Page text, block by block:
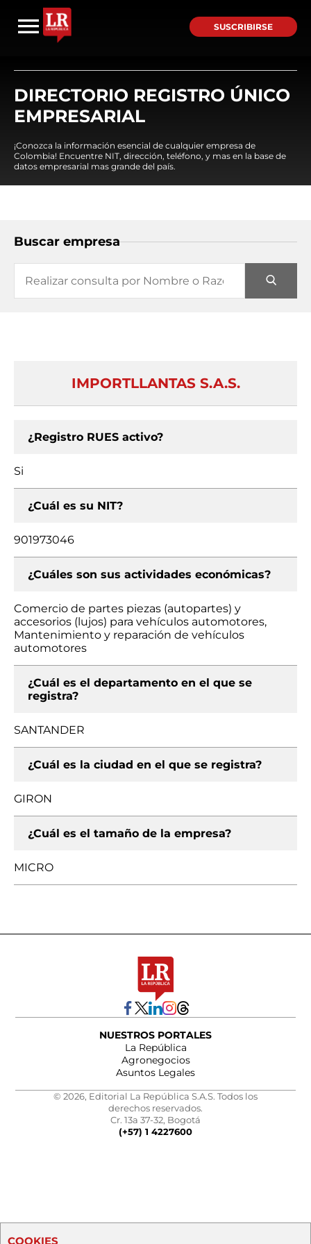
SUSCRIBIRSE
DIRECTORIO REGISTRO ÚNICO
EMPRESARIAL
¡Conozca la información esencial de cualquier empresa de
Colombia! Encuentre NIT, dirección, teléfono, y mas en la base de
datos empresarial mas grande del país.
Buscar empresa
IMPORTLLANTAS S.A.S.
¿Registro RUES activo?
Si
¿Cuál es su NIT?
901973046
¿Cuáles son sus actividades económicas?
Comercio de partes piezas (autopartes) y
accesorios (lujos) para vehículos automotores,
Mantenimiento y reparación de vehículos
automotores
¿Cuál es el departamento en el que se
registra?
SANTANDER
¿Cuál es la ciudad en el que se registra?
GIRON
¿Cuál es el tamaño de la empresa?
MICRO
NUESTROS PORTALES
La República
Agronegocios
Asuntos Legales
© 2026, Editorial La República S.A.S. Todos los
derechos reservados.
Cr. 13a 37-32, Bogotá
(+57) 1 4227600
COOKIES